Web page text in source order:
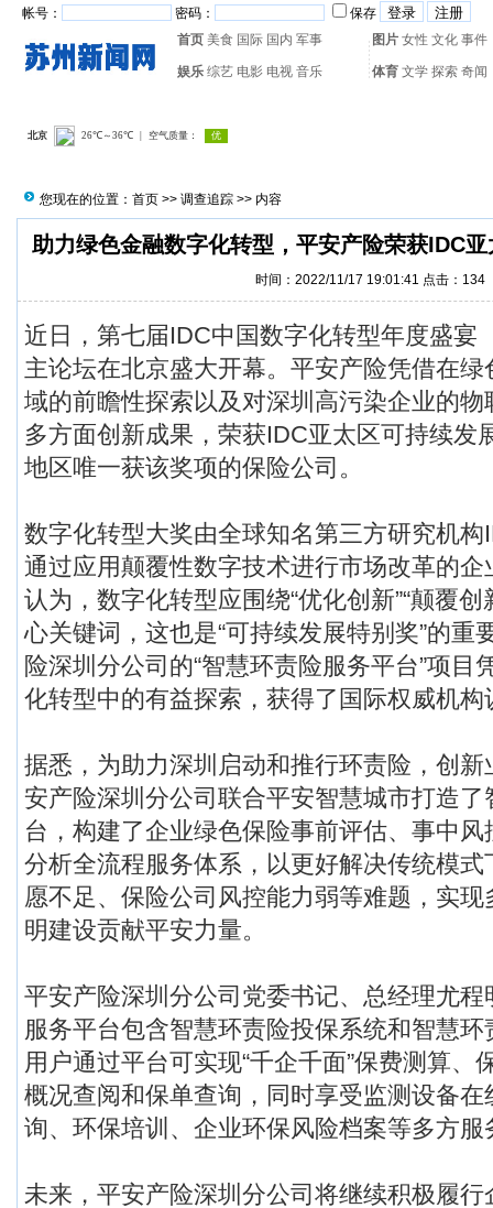
帐号： 密码：
保存
首页 美食 国际 国内 军事 图片 女性 文化 事件
娱乐 综艺 电影 电视 音乐 体育 文学 探索 奇闻
您现在的位置： 首页 >> 调查追踪 >> 内容
助力绿色金融数字化转型，平安产险荣获IDC
时间：2022/11/17 19:01:41 点击： 134
近日，第七届IDC中国数字化转型年度盛宴
主论坛在北京盛大开幕。平安产险凭借在
域的前瞻性探索以及对深圳高污染企业的
多方面创新成果，荣获IDC亚太区可持续发
地区唯一获该奖项的保险公司。
数字化转型大奖由全球知名第三方研究机
通过应用颠覆性数字技术进行市场改革的
认为，数字化转型应围绕“优化创新”“颠覆创
心关键词，这也是“可持续发展特别奖”的重
险深圳分公司的“智慧环责险服务平台”项目
化转型中的有益探索，获得了国际权威机
据悉，为助力深圳启动和推行环责险，创
安产险深圳分公司联合平安智慧城市打造
台，构建了企业绿色保险事前评估、事中
分析全流程服务体系，以更好解决传统模
愿不足、保险公司风控能力弱等难题，实
明建设贡献平安力量。
平安产险深圳分公司党委书记、总经理尤
服务平台包含智慧环责险投保系统和智慧
用户通过平台可实现“千企千面”保费测算、
概况查阅和保单查询，同时享受监测设备
询、环保培训、企业环保风险档案等多方
未来，平安产险深圳分公司将继续积极履